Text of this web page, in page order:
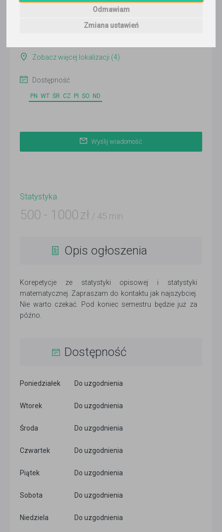
Odmawiam
Zmiana ustawień
ponad miesiąc temu
Zobacz więcej lokalizacji (4)
Dostępność
PN WT ŚR CZ PI SO ND
Wyślij wiadomość
Statystyka
500 - 1000 zł / 45 min
Opis ogłoszenia
Korepetycje ze statystyki opisowej i statystyki
matematycznej. Zapraszam do kontaktu jak najszybciej.
Nie warto czekać. Pod koniec semestru będzie już za
późno.
Dostępność
Poniedziałek Do uzgodnienia
Wtorek Do uzgodnienia
Środa Do uzgodnienia
Czwartek Do uzgodnienia
Piątek Do uzgodnienia
Sobota Do uzgodnienia
Niedziela Do uzgodnienia